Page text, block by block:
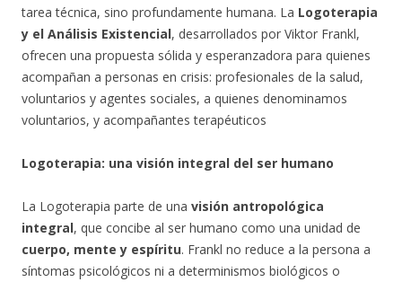
tarea técnica, sino profundamente humana. La Logoterapia
y el Análisis Existencial, desarrollados por Viktor Frankl,
ofrecen una propuesta sólida y esperanzadora para quienes
acompañan a personas en crisis: profesionales de la salud,
voluntarios y agentes sociales, a quienes denominamos
voluntarios, y acompañantes terapéuticos
Logoterapia: una visión integral del ser humano
La Logoterapia parte de una visión antropológica
integral, que concibe al ser humano como una unidad de
cuerpo, mente y espíritu. Frankl no reduce a la persona a
síntomas psicológicos ni a determinismos biológicos o